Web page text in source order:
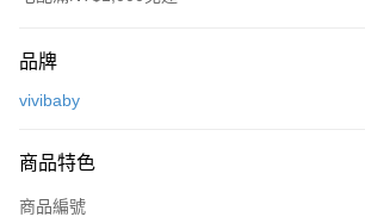
信用卡一次付款
街口支付
悠遊付
品牌
vivibaby
商品特色
商品編號